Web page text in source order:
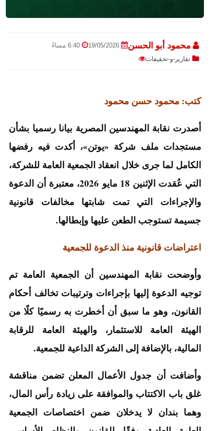
محمود أبو الحسن 19/05/2026
6:40 مساءً
تقارير-و-تحقيقات
كتب: محمود حسن محمود
أصدرت نقابة المهندسين المصرية بيانا رسميا بشأن
مستجدات ملف شركة «يوتن»، أكدت فيه رفضها
الكامل لما جرى خلال انعقاد الجمعية العامة للشركة،
التي عُقدت الإثنين 18 مايو 2026، معتبرة أن الدعوة
والإجراءات التي تمت شابتها مخالفات قانونية
جسيمة تستوجب الطعن عليها وإبطالها.
اعتراضات قانونية منذ الدعوة للجمعية
وأوضحت نقابة المهندسين أن الجمعية العامة تم
توجيه الدعوة إليها بإجراءات وترتيبات تخالف أحكام
القانون، وهو ما سبق أن أخطرت به رسميًا كلًا من
الهيئة العامة للاستثمار، والهيئة العامة للرقابة
المالية، بالإضافة إلى الشركة الداعية للجمعية.
وأضافت أن جدول الأعمال المعلن تضمن مناقشة
غلق باب الاكتتاب والموافقة على زيادة رأس المال،
وهما بندان لا يدخلان ضمن اختصاصات الجمعية